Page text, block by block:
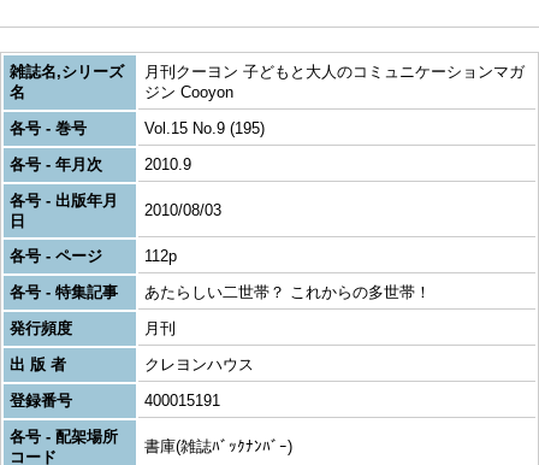
雑誌名,シリーズ
名
月刊クーヨン 子どもと大人のコミュニケーションマガ
ジン Cooyon
各号 - 巻号
Vol.15 No.9 (195)
各号 - 年月次
2010.9
各号 - 出版年月
日
2010/08/03
各号 - ページ
112p
各号 - 特集記事
あたらしい二世帯？ これからの多世帯！
発行頻度
月刊
出 版 者
クレヨンハウス
登録番号
400015191
各号 - 配架場所
コード
書庫(雑誌ﾊﾞｯｸﾅﾝﾊﾞｰ)